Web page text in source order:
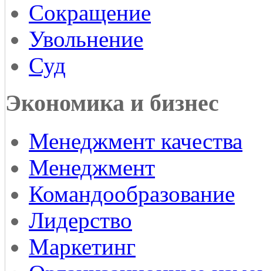
Сокращение
Увольнение
Суд
Экономика и бизнес
Менеджмент качества
Менеджмент
Командообразование
Лидерство
Маркетинг